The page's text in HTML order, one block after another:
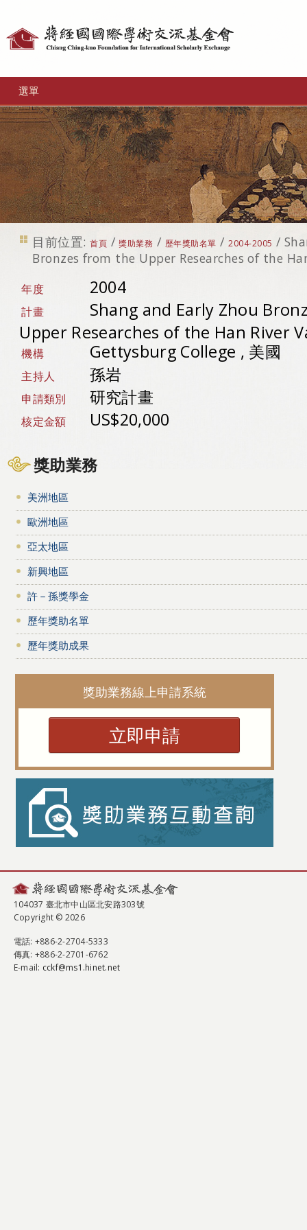
選單
目前位置: 首頁 /獎助業務 / 歷年獎助名單 /2004-2005 /
Bronzes from the Upper Researches of the
年度 2004
計畫
Shang and Early Zhou
Upper Researches of the Han River
機構 Gettysburg College , 美國
主持人 孫岩
申請類別 研究計畫
核定金額 US$20,000
獎助業務
美洲地區
歐洲地區
亞太地區
新興地區
許－孫獎學金
歷年獎助名單
歷年獎助成果
獎助業務線上申請系統
立即申請
104037 臺北市中山區北安路303號
Copyright © 2026
電話: +886-2-2704-5333
傳真: +886-2-2701-6762
E-mail: cckf@ms1.hinet.net